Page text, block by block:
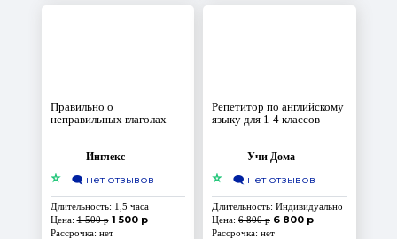
Правильно о
неправильных глаголах
Инглекс
⭐ 🗨️ нет отзывов
Длительность: 1,5 часа
Цена:1 500 р 1 500 р
Рассрочка: нет
Репетитор по английскому
языку для 1-4 классов
Учи Дома
⭐ 🗨️ нет отзывов
Длительность: Индивидуально
Цена: 6 800 р 6 800 р
Рассрочка: нет